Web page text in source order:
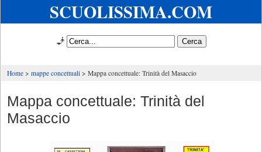
SCUOLISSIMA.COM
🧞
Home mappe concettuali Mappa concettuale: Trinità del Masaccio
Mappa concettuale: Trinità del
Masaccio